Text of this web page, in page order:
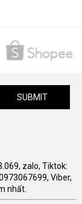
SUBMIT
zalo, Tiktok:
Viber,
nhất.